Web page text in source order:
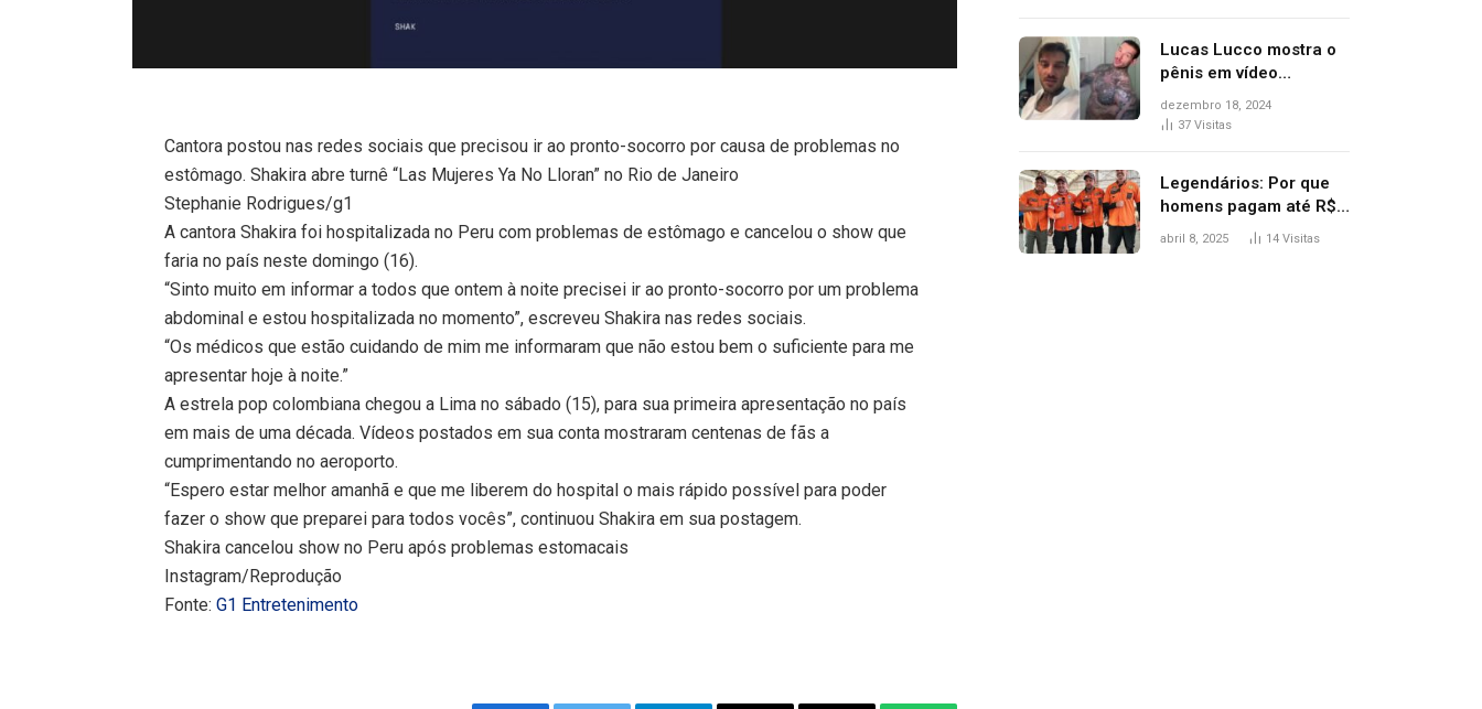
Cantora postou nas redes sociais que precisou ir ao pronto-socorro por causa de problemas no
estômago. Shakira abre turnê “Las Mujeres Ya No Lloran” no Rio de Janeiro
Stephanie Rodrigues/g1
A cantora Shakira foi hospitalizada no Peru com problemas de estômago e cancelou o show que
faria no país neste domingo (16).
“Sinto muito em informar a todos que ontem à noite precisei ir ao pronto-socorro por um problema
abdominal e estou hospitalizada no momento”, escreveu Shakira nas redes sociais.
“Os médicos que estão cuidando de mim me informaram que não estou bem o suficiente para me
apresentar hoje à noite.”
A estrela pop colombiana chegou a Lima no sábado (15), para sua primeira apresentação no país
em mais de uma década. Vídeos postados em sua conta mostraram centenas de fãs a
cumprimentando no aeroporto.
“Espero estar melhor amanhã e que me liberem do hospital o mais rápido possível para poder
fazer o show que preparei para todos vocês”, continuou Shakira em sua postagem.
Shakira cancelou show no Peru após problemas estomacais
Instagram/Reprodução
Fonte:G1 Entretenimento
Lucas Lucco mostra o
pênis em vídeo
tomando banho, apaga
post e diz ‘foi mal’
dezembro 18, 2024
37 Visitas
Legendários: Por que
homens pagam até R$
81 mil para subir
abril 8, 2025 14 Visitas